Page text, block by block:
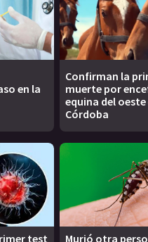
en la
Confirman la
muerte por
equina del oeste
Córdoba
test Murió otra